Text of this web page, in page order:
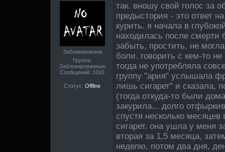
Заблокирована
Группа:
Заблокированные
Сообщений: 1015
Статус: Offline
так. вношу свой голос за
предыстория - это ответ
курить. я начала в
находилась после смерти
забыть, простить, не
боли. говорить с кем-то
тогда не употребляла
группу "ария" услышала
лишь сигарет" и сказала,
(тогда откуда-то были
закурила... долго
спустя несколько месяцев
сигарет. она ушла у меня
вторая за 1,5 месяца,
неделю, потом два дня,